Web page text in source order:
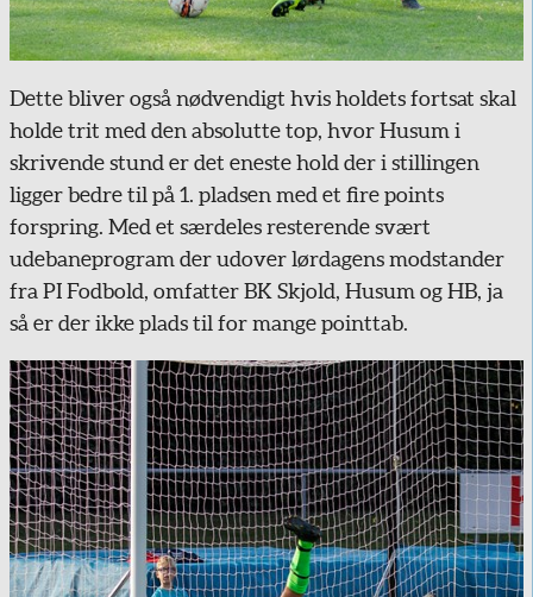
Dette bliver også nødvendigt hvis holdets fortsat skal
holde trit med den absolutte top, hvor Husum i
skrivende stund er det eneste hold der i stillingen
ligger bedre til på 1. pladsen med et fire points
forspring. Med et særdeles resterende svært
udebaneprogram der udover lørdagens modstander
fra PI Fodbold, omfatter BK Skjold, Husum og HB, ja
så er der ikke plads til for mange pointtab.